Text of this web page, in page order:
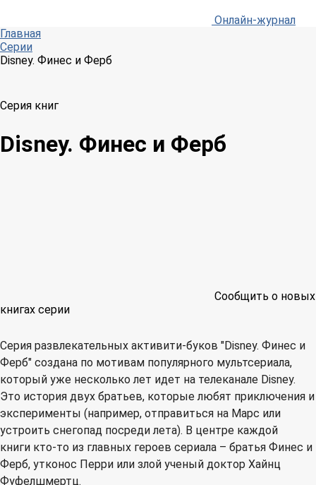
Онлайн-журнал
Главная
Серии
Disney. Финес и Ферб
Серия книг
Disney. Финес и Ферб
Сообщить о новых
книгах серии
Серия развлекательных активити-буков "Disney. Финес и
Ферб" создана по мотивам популярного мультсериала,
который уже несколько лет идет на телеканале Disney.
Это история двух братьев, которые любят приключения и
эксперименты (например, отправиться на Марс или
устроить снегопад посреди лета). В центре каждой
книги кто-то из главных героев сериала – братья Финес и
Ферб, утконос Перри или злой ученый доктор Хайнц
Фуфелшмертц.